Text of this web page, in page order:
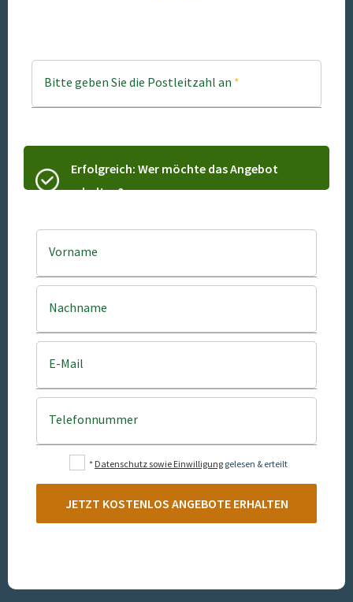
Bitte geben Sie die Postleitzahl an *
Erfolgreich: Wer möchte das Angebot
erhalten?
Vorname
Nachname
E-Mail
Telefonnummer
* Datenschutz sowie Einwilligung gelesen & erteilt
JETZT KOSTENLOS ANGEBOTE ERHALTEN